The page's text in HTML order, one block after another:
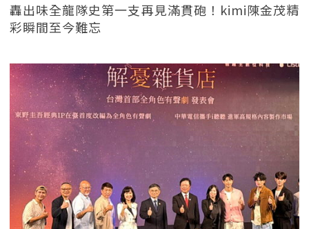
轟出味全龍隊史第一支再見滿貫砲！kimi陳金茂精
彩瞬間至今難忘